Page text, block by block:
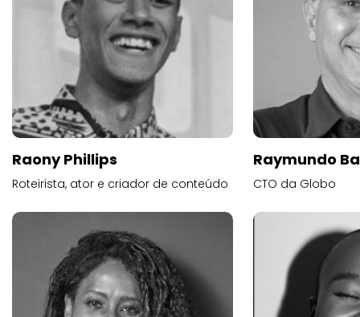
Raony Phillips
Roteirista, ator e criador de conteúdo
Raymundo
CTO da Globo